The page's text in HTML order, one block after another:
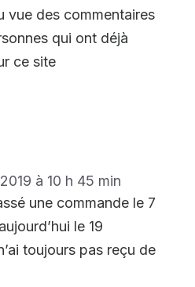
vue des commentaires
qui ont déjà
ce site
à 10 h 45 min
une commande le 7
le 19
toujours pas reçu de